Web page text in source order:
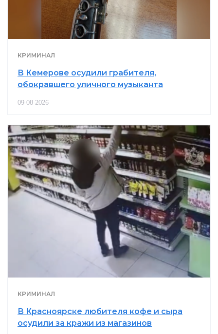
КРИМИНАЛ
В Кемерове осудили грабителя,
обокравшего уличного музыканта
09-08-2026
КРИМИНАЛ
В Красноярске любителя кофе и сыра
осудили за кражи из магазинов